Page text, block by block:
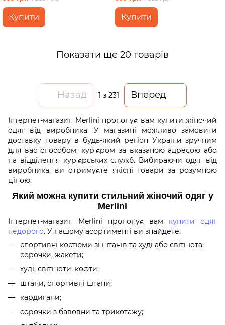
Купити Купити
Показати ще 20 товарів
Назад 1 з 231 Вперед
Інтернет-магазин Merlini пропонує вам купити жіночий
одяг від виробника. У магазині можливо замовити
доставку товару в будь-який регіон України зручним
для вас способом: кур'єром за вказаною адресою або
на відділення кур'єрських служб. Вибираючи одяг від
виробника, ви отримуєте якісні товари за розумною
ціною.
Який можна купити стильний жіночий одяг у
Merlini
Інтернет-магазин Merlini пропонує вам купити одяг
недорого. У нашому асортименті ви знайдете:
спортивні костюми зі штанів та худі або світшота,
сорочки, жакети;
худі, світшоти, кофти;
штани, спортивні штани;
кардигани;
сорочки з бавовни та трикотажу;